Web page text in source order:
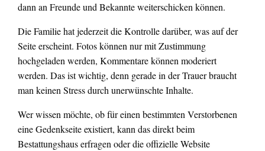
dann an Freunde und Bekannte weiterschicken können.
Die Familie hat jederzeit die Kontrolle darüber, was auf der
Seite erscheint. Fotos können nur mit Zustimmung
hochgeladen werden, Kommentare können moderiert
werden. Das ist wichtig, denn gerade in der Trauer braucht
man keinen Stress durch unerwünschte Inhalte.
Wer wissen möchte, ob für einen bestimmten Verstorbenen
eine Gedenkseite existiert, kann das direkt beim
Bestattungshaus erfragen oder die offizielle Website